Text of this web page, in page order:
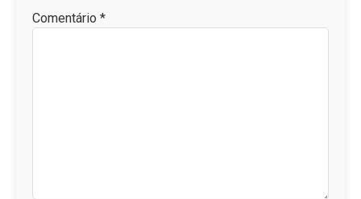
Comentário *